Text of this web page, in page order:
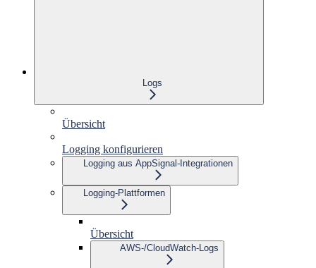
Logs
Übersicht
Logging konfigurieren
Logging aus AppSignal-Integrationen
Logging-Plattformen
Übersicht
AWS-/CloudWatch-Logs